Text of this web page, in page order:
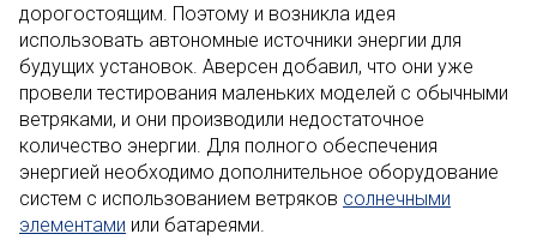
дорогостоящим. Поэтому и возникла идея
использовать автономные источники энергии для
будущих установок. Аверсен добавил, что они уже
провели тестирования маленьких моделей с обычными
ветряками, и они производили недостаточное
количество энергии. Для полного обеспечения
энергией необходимо дополнительное оборудование
систем с использованием ветряков солнечными
элементами или батареями.